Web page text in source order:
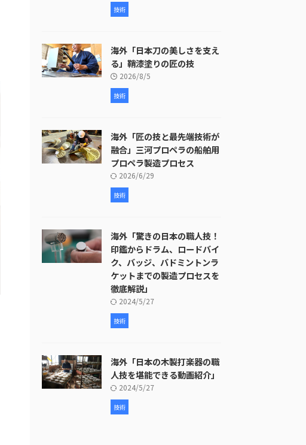
技術
海外「日本刀の美しさを支え
る」鞘漆塗りの匠の技
2026/8/5
技術
海外「匠の技と最先端技術が
融合」三河プロペラの船舶用
プロペラ製造プロセス
2026/6/29
技術
海外「驚きの日本の職人技！
印鑑からドラム、ロードバイ
ク、バッジ、バドミントンラ
ケットまでの製造プロセスを
徹底解説」
2024/5/27
技術
海外「日本の木製打楽器の職
人技を堪能できる動画紹介」
2024/5/27
技術